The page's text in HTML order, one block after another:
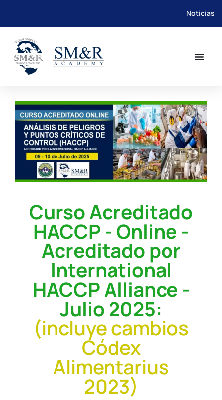
Saltar
contenido
Noticias
Curso Acreditado
HACCP - Online -
Acreditado por
International
HACCP Alliance -
Julio 2025:
(incluye cambios
Códex
Alimentarius
2023)